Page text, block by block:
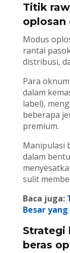
Titik
oplosan
Modus
rantai
distribusi,
Para
dalam
label),
beberapa
premium.
Manipulasi
dalam
sulit
Baca juga:
Besar
Strategi
beras